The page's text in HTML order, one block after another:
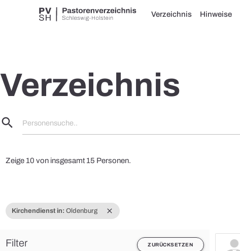
Verzeichnis Hinweise
Verzeichnis
search Personensuche..
Zeige 10 von insgesamt 15 Personen.
close
Kirchendienst in: Oldenburg
ZURÜCKSETZEN
Filter